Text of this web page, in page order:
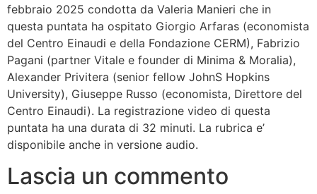
febbraio 2025 condotta da Valeria Manieri che in
questa puntata ha ospitato Giorgio Arfaras (economista
del Centro Einaudi e della Fondazione CERM), Fabrizio
Pagani (partner Vitale e founder di Minima & Moralia),
Alexander Privitera (senior fellow JohnS Hopkins
University), Giuseppe Russo (economista, Direttore del
Centro Einaudi). La registrazione video di questa
puntata ha una durata di 32 minuti. La rubrica e’
disponibile anche in versione audio.
Lascia un commento